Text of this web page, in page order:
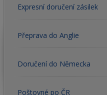
Expresní doručení zásilek
Přeprava do Anglie
Doručení do Německa
Poštovné po ČR